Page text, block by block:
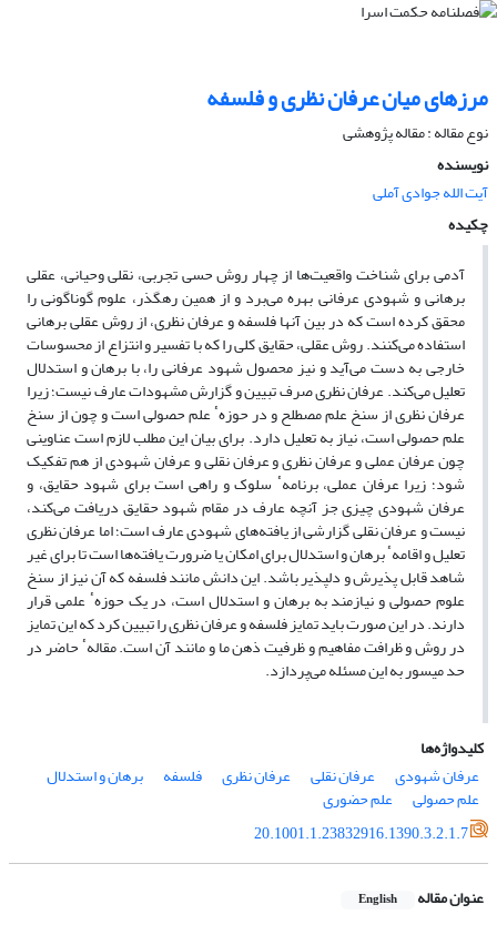
مرزهای میان عرفان نظری و فلسفه
نوع مقاله : مقاله پژوهشی
نویسنده
آیت الله جوادی آملی
چکیده
آدمی برای شناخت واقعیت‌ها از چهار روش حسی تجربی، نقلی وحیانی، عقلی
برهانی و شهودی عرفانی بهره می‌برد و از همین رهگذر، علوم گوناگونی را
محقق کرده است که در بین آنها فلسفه و عرفان نظری، از روش عقلی برهانی
استفاده می‌کنند. روش عقلی، حقایق کلی را که با تفسیر و انتزاع از محسوسات
خارجی به دست می‌آید و نیز محصول شهود عرفانی را، با برهان و استدلال
تعلیل می‌کند. عرفان نظری صرف تبیین و گزارش مشهودات عارف نیست؛ زیرا
عرفان نظری از سنخ علم مصطلح و در حوزهٴ علم حصولی است و چون از سنخ
علم حصولی است، نیاز به تعلیل دارد. برای بیان این مطلب لازم است عناوینی
چون عرفان عملی و عرفان نظری و عرفان نقلی و عرفان شهودی از هم تفکیک
شود؛ زیرا عرفان عملی، برنامهٴ سلوک و راهی است برای شهود حقایق، و
عرفان شهودی چیزی جز آنچه عارف در مقام شهود حقایق دریافت می‌کند،
نیست و عرفان نقلی گزارشی از یافته‌های شهودی عارف است؛ اما عرفان نظری
تعلیل و اقامهٴ برهان و استدلال برای امکان یا ضرورت یافته‌ها است تا برای غیر
شاهد قابل پذیرش و دلپذیر باشد. این دانش مانند فلسفه که آن نیز از سنخ
علوم حصولی و نیازمند به برهان و استدلال است، در یک حوزهٴ علمی قرار
دارند. در این صورت باید تمایز فلسفه و عرفان نظری را تبیین کرد که این تمایز
در روش و ظرافت مفاهیم و ظرفیت ذهن ما و مانند آن است. مقالهٴ حاضر در
حد میسور به این مسئله می‌پردازد.
کلیدواژه‌ها
عرفان شهودی
عرفان نقلی عرفان نظری فلسفه برهان و استدلال
علم حصولی
علم حضوری
20.1001.1.23832916.1390.3.2.1.7
عنوان مقاله English